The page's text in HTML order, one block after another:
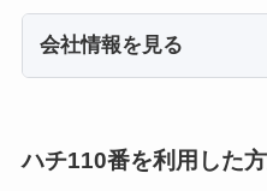
会社情報を見る
ハチ110番を利用した